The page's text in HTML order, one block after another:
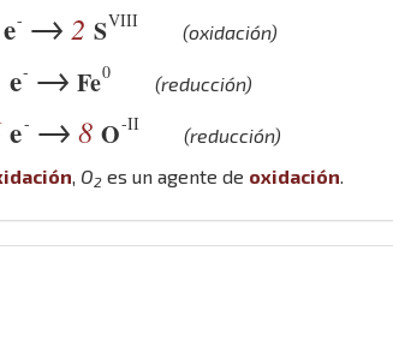
e- → 2 SVIII
(oxidación)
e- → Fe0
(reducción)
e- → 8 O-II
(reducción)
, O2 es un agente de oxidación.